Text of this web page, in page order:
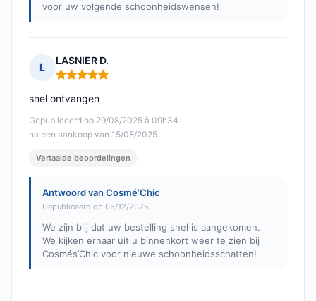
voor uw volgende schoonheidswensen!
L
LASNIER D.
Opmerking: 5 van 5
Gepubliceerd op 29/08/2025 à 09h34
na een aankoop van 15/08/2025
snel ontvangen
Vertaalde beoordelingen
Antwoord van Cosmé’Chic
Gepubliceerd op 05/12/2025
We zijn blij dat uw bestelling snel is aangekomen.
We kijken ernaar uit u binnenkort weer te zien bij
Cosmés’Chic voor nieuwe schoonheidsschatten!